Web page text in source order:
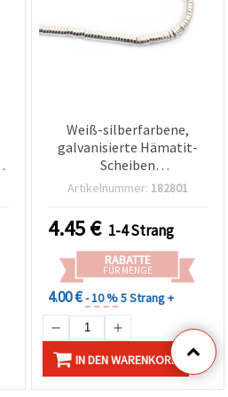
Weiß-silberfarbene,
galvanisierte Hämatit-
Scheiben
(Unterlegscheiben)
Perlen, Halbedelstein,
nicht magnetisch, Strang,
6 x 2 mm, Loch 1,5 mm, ca.
218 Stück
Artikelnummer: 182801
4.45€ 1-4 Strang
RABATTE
FÜR MENGE
4.00 €- 10 %5 Strang +
IN DEN WARENKORB